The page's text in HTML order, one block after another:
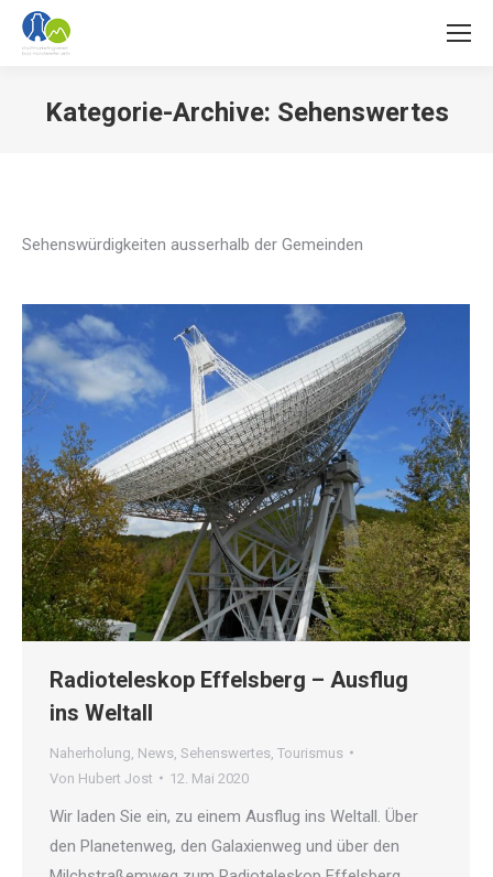
Kategorie-Archive: Sehenswertes
Sehenswürdigkeiten ausserhalb der Gemeinden
Radioteleskop Effelsberg – Ausflug
ins Weltall
Naherholung News Sehenswertes Tourismus
Von Hubert Jost 12. Mai 2020
Wir laden Sie ein, zu einem Ausflug ins Weltall. Über
den Planetenweg, den Galaxienweg und über den